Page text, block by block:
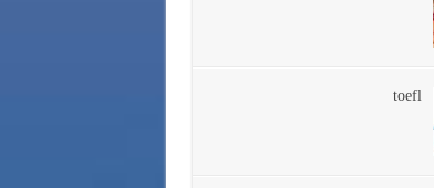
toefl